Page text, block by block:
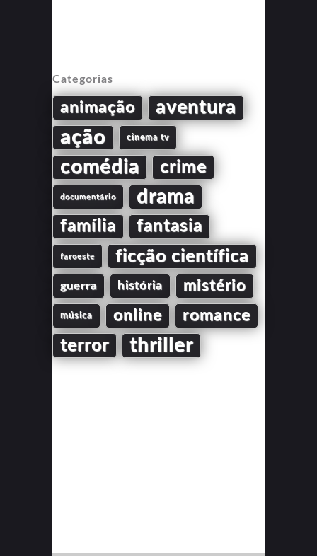
Categorias
animação aventura
ação cinema tv
comédia crime
documentário drama
família fantasia
faroeste ficção científica
guerra história mistério
música online romance
terror thriller